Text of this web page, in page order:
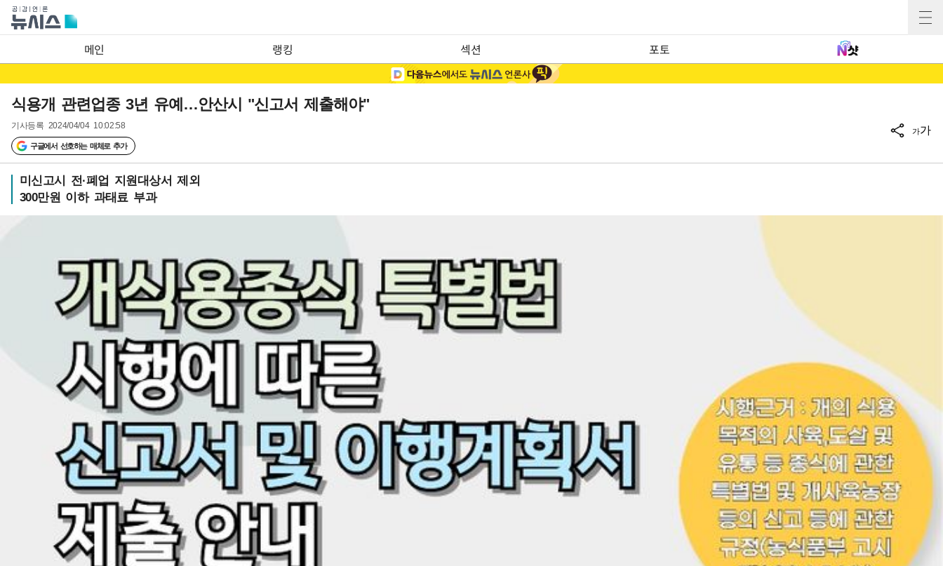
메인 랭킹 섹션 포토
식용개 관련업종 3년 유예…안산시 "신고서 제출해야"
기사등록 2024/04/04 10:02:58
구글에서 선호하는 매체로 추가
가가
미신고시 전·폐업 지원대상서 제외
300만원 이하 과태료 부과